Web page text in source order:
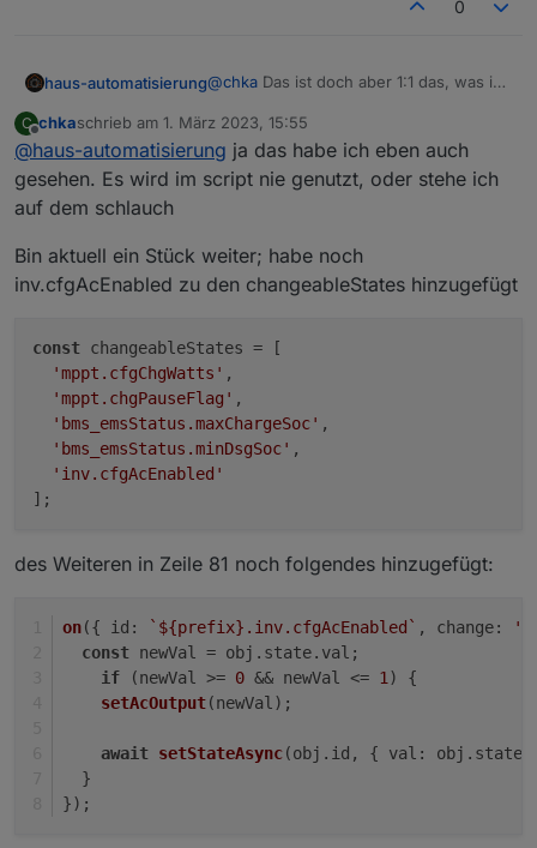
0
haus-automatisierung@chka Das ist doch aber 1:1 das, was ich
schon im Script bereitgestellt habe?
https://haus-
automatisierung.com/hardware/2023/02
/13/ecoflow-river-2-usv-
batteriespeicher.html
C
Offline
chkaschrieb am 1. März 2023, 15:55
zuletzt editiert von
@haus-automatisierung ja das habe ich eben auch
gesehen. Es wird im script nie genutzt, oder stehe ich
auf dem schlauch
Bin aktuell ein Stück weiter; habe noch
inv.cfgAcEnabled zu den changeableStates hinzugefügt
const changeableStates = [
'mppt.cfgChgWatts' ,
'mppt.chgPauseFlag' ,
'bms_emsStatus.maxChargeSoc' ,
'bms_emsStatus.minDsgSoc' ,
'inv.cfgAcEnabled'
des Weiteren in Zeile 81 noch folgendes hinzugefügt:
on({ id : ` ${prefix} .inv.cfgAcEnabled` , change:
const newVal = obj. state. val ;
if (newVal >= 0 && newVal <= 1 ) {
setAcOutput(newVal);
await setStateAsync(obj. id , { val : obj. state
  }
});